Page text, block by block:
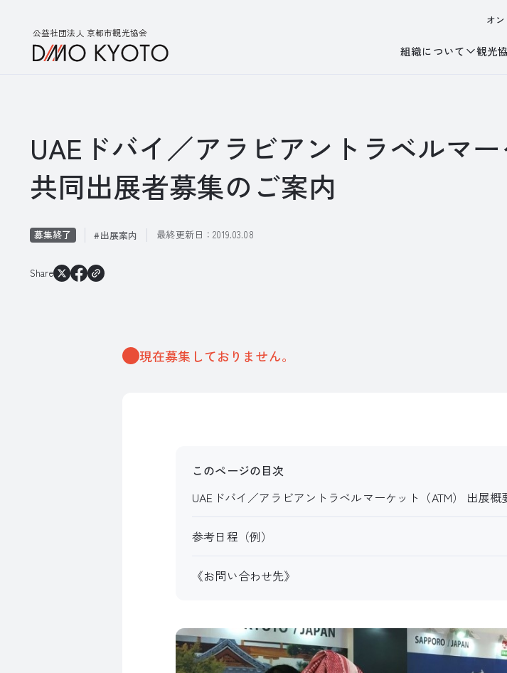
オ
公益社団法人 京都市観光協会
組織について 観光
UAEドバイ／アラビアントラベルマー
共同出展者募集のご案内
募集終了 出展案内 最終更新日：2019.03.08
Share
現在募集しておりません。
このページの目次
UAEドバイ／アラビアントラベルマーケット（ATM） 出展概
参考日程（例）
《お問い合わせ先》